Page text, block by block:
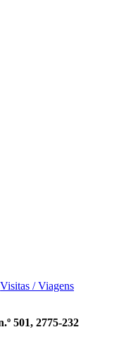
Visitas / Viagens
501, 2775-232